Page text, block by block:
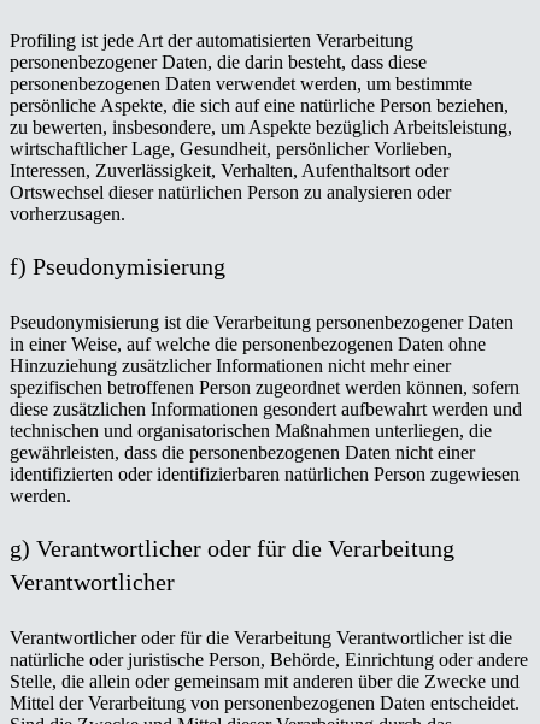
Profiling ist jede Art der automatisierten Verarbeitung
personenbezogener Daten, die darin besteht, dass diese
personenbezogenen Daten verwendet werden, um bestimmte
persönliche Aspekte, die sich auf eine natürliche Person beziehen,
zu bewerten, insbesondere, um Aspekte bezüglich Arbeitsleistung,
wirtschaftlicher Lage, Gesundheit, persönlicher Vorlieben,
Interessen, Zuverlässigkeit, Verhalten, Aufenthaltsort oder
Ortswechsel dieser natürlichen Person zu analysieren oder
vorherzusagen.
f) Pseudonymisierung
Pseudonymisierung ist die Verarbeitung personenbezogener Daten
in einer Weise, auf welche die personenbezogenen Daten ohne
Hinzuziehung zusätzlicher Informationen nicht mehr einer
spezifischen betroffenen Person zugeordnet werden können, sofern
diese zusätzlichen Informationen gesondert aufbewahrt werden und
technischen und organisatorischen Maßnahmen unterliegen, die
gewährleisten, dass die personenbezogenen Daten nicht einer
identifizierten oder identifizierbaren natürlichen Person zugewiesen
werden.
g) Verantwortlicher oder für die Verarbeitung
Verantwortlicher
Verantwortlicher oder für die Verarbeitung Verantwortlicher ist die
natürliche oder juristische Person, Behörde, Einrichtung oder andere
Stelle, die allein oder gemeinsam mit anderen über die Zwecke und
Mittel der Verarbeitung von personenbezogenen Daten entscheidet.